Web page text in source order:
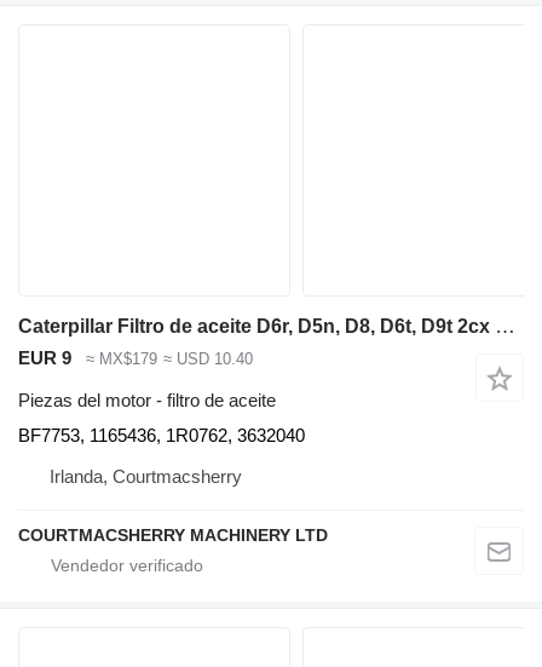
Caterpillar Filtro de aceite D6r, D5n, D8, D6t, D9t 2cx 1165436, 1r0762, 3632040 BF7753 para bulldozer
EUR 9 ≈ MX$179 ≈ USD 10.40
Piezas del motor - filtro de aceite
BF7753, 1165436, 1R0762, 3632040
Irlanda, Courtmacsherry
COURTMACSHERRY MACHINERY LTD